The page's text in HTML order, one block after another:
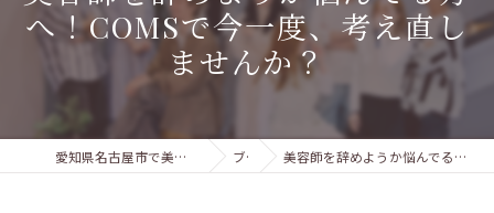
へ！COMSで今一度、考え直し
ませんか？
愛知県名古屋市で美容室の求人ならCOMSグループ 本部 ブログ 美容師を辞めようか悩んでる方へ！COMSで今一度、考え直しませんか？